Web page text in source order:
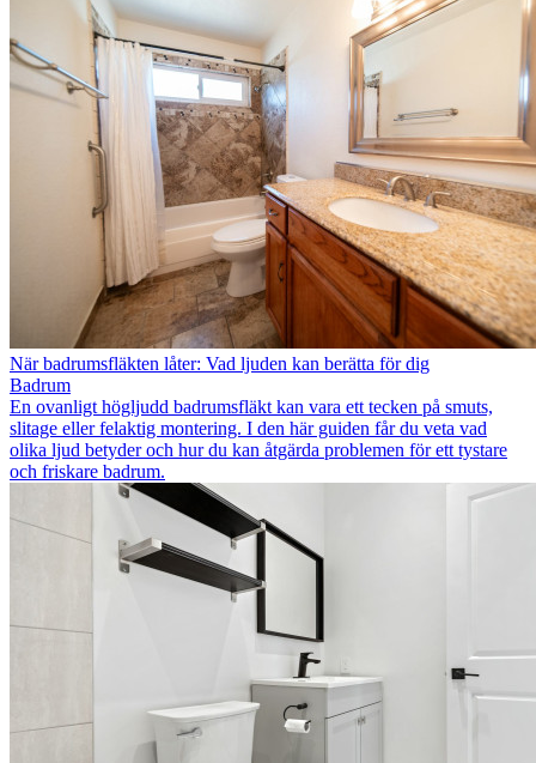
När badrumsfläkten låter: Vad ljuden kan berätta för dig
Badrum
En ovanligt högljudd badrumsfläkt kan vara ett tecken på smuts,
slitage eller felaktig montering. I den här guiden får du veta vad
olika ljud betyder och hur du kan åtgärda problemen för ett tystare
och friskare badrum.